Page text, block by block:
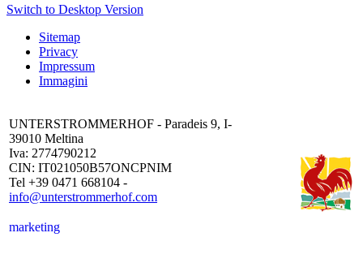
Switch to Desktop Version
Sitemap
Privacy
Impressum
Immagini
UNTERSTROMMERHOF - Paradeis 9, I-
39010 Meltina
Iva: 2774790212
CIN: IT021050B57ONCPNIM
Tel +39 0471 668104 -
info@unterstrommerhof.com
marketing